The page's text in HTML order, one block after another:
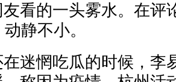
看的一头雾水。在评
静不小。
迷惘吃瓜的时候，李